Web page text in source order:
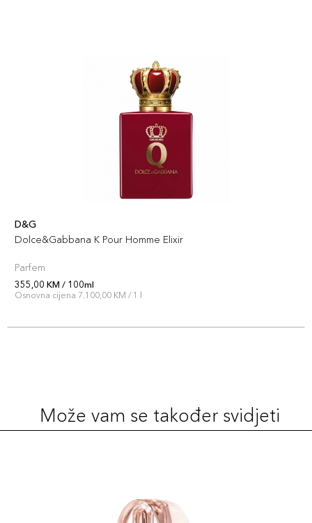
D&G
Dolce&Gabbana K Pour Homme Elixir
Parfem
355,00 KM / 100ml
Osnovna cijena 7.100,00 KM / 1 l
Može vam se također svidjeti